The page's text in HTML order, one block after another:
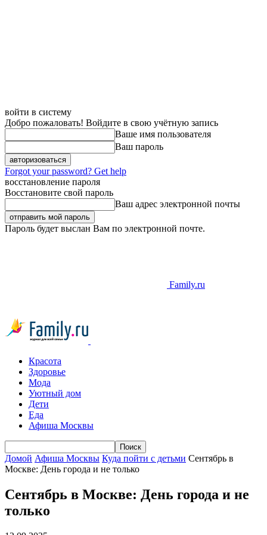
войти в систему
Добро пожаловать! Войдите в свою учётную запись
Ваше имя пользователя
Ваш пароль
Forgot your password? Get help
восстановление пароля
Восстановите свой пароль
Ваш адрес электронной почты
Пароль будет выслан Вам по электронной почте.
Family.ru
Красота
Здоровье
Мода
Уютный дом
Дети
Еда
Афиша Москвы
Домой Афиша Москвы Куда пойти с детьми Сентябрь в
Москве: День города и не только
Сентябрь в Москве: День города и не
только